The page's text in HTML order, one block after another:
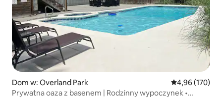
Dom w: Overland Park Średnia
4,96 (170)
Prywatna oaza z basenem | Rodzinny wypoczynek •